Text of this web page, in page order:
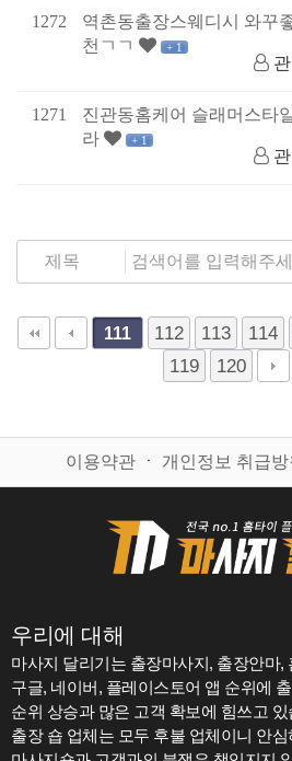
1272
역촌동출장스웨디시 와꾸
천ㄱㄱ
+ 1
1271
진관동홈케어 슬래머스타
라
+ 1
111 112 113 114
119
120
이용약관 ㆍ 개인정보 취급방
우리에 대해
마사지 달리기는 출장마사지, 출장안마,
구글, 네이버, 플레이스토어 앱 순위에
순위 상승과 많은 고객 확보에 힘쓰고 있
출장 숍 업체는 모두 후불 업체이니 안